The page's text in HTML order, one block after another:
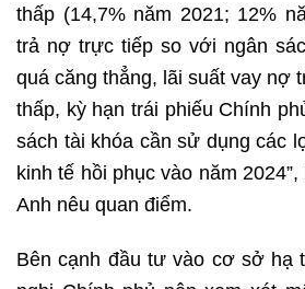
thấp (14,7% năm 2021; 12%
trả nợ trực tiếp so với ngân
quá căng thẳng, lãi suất vay nợ
thấp, kỳ hạn trái phiếu Chính
sách tài khóa cần sử dụng các
kinh tế hồi phục vào năm
Anh nêu quan điểm.
Bên cạnh đầu tư vào cơ sở hạ